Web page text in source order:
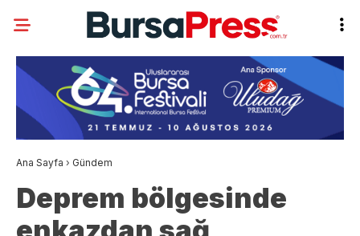
Ana Sayfa › Gündem
Deprem bölgesinde